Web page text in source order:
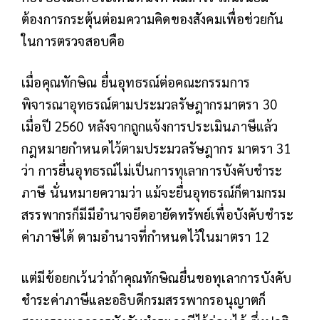
ต้องการกระตุ้นต่อมความคิดของสังคมเพื่อช่วยกัน
ในการตรวจสอบคือ
เมื่อคุณทักษิณ ยื่นอุทธรณ์ต่อคณะกรรมการ
พิจารณาอุทธรณ์ตามประมวลรัษฎากรมาตรา 30
เมื่อปี 2560 หลังจากถูกแจ้งการประเมินภาษีแล้ว
กฎหมายกำหนดไว้ตามประมวลรัษฎากร มาตรา 31
ว่า การยื่นอุทธรณ์ไม่เป็นการทุเลาการบังคับชำระ
ภาษี นั่นหมายความว่า แม้จะยื่นอุทธรณ์ก็ตามกรม
สรรพากรก็มีมีอำนาจยึดอายัดทรัพย์เพื่อบังคับชำระ
ค่าภาษีได้ ตามอำนาจที่กำหนดไว้ในมาตรา 12
แต่มีข้อยกเว้นว่าถ้าคุณทักษิณยื่นขอทุเลาการบังคับ
ชำระค่าภาษีและอธิบดีกรมสรรพากรอนุญาตก็